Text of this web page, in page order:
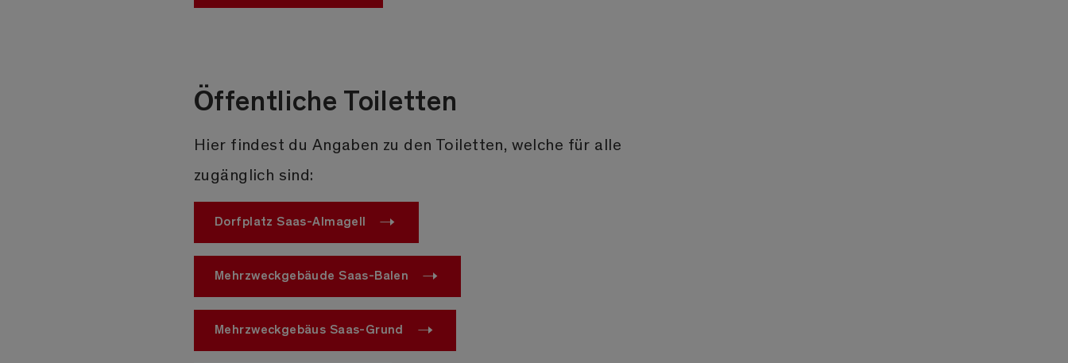
Öffentliche Toiletten
Hier findest du Angaben zu den Toiletten, welche für alle
zugänglich sind:
Dorfplatz Saas-Almagell
Mehrzweckgebäude Saas-Balen
Mehrzweckgebäus Saas-Grund